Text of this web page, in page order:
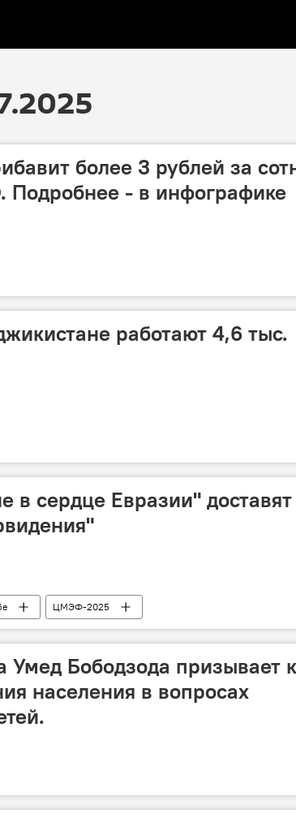
более 3 рублей за
Подробнее - в инфографике
работают 4,6 тыс.
в сердце Евразии"
ЦМЭФ-2025
Умед Бободзода призывает к
населения в вопросах